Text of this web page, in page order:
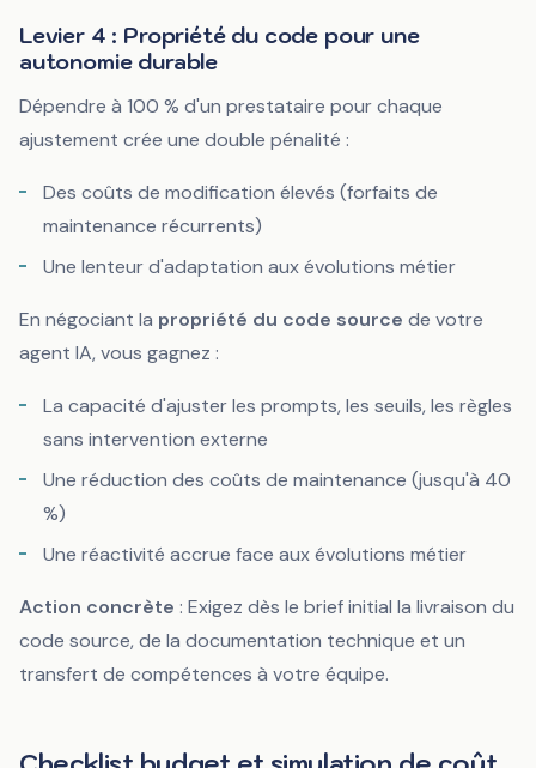
Levier 4 : Propriété du code pour une
autonomie durable
Dépendre à 100 % d'un prestataire pour chaque
ajustement crée une double pénalité :
Des coûts de modification élevés (forfaits de
maintenance récurrents)
Une lenteur d'adaptation aux évolutions métier
En négociant la propriété du code source de votre
agent IA, vous gagnez :
La capacité d'ajuster les prompts, les seuils, les règles
sans intervention externe
Une réduction des coûts de maintenance (jusqu'à 40
%)
Une réactivité accrue face aux évolutions métier
Action concrète : Exigez dès le brief initial la livraison du
code source, de la documentation technique et un
transfert de compétences à votre équipe.